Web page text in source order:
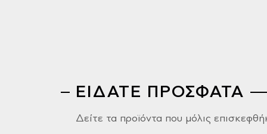
ΕΙΔΑΤΕ ΠΡΟΣΦΑΤΑ
Δείτε τα προϊόντα που μόλις